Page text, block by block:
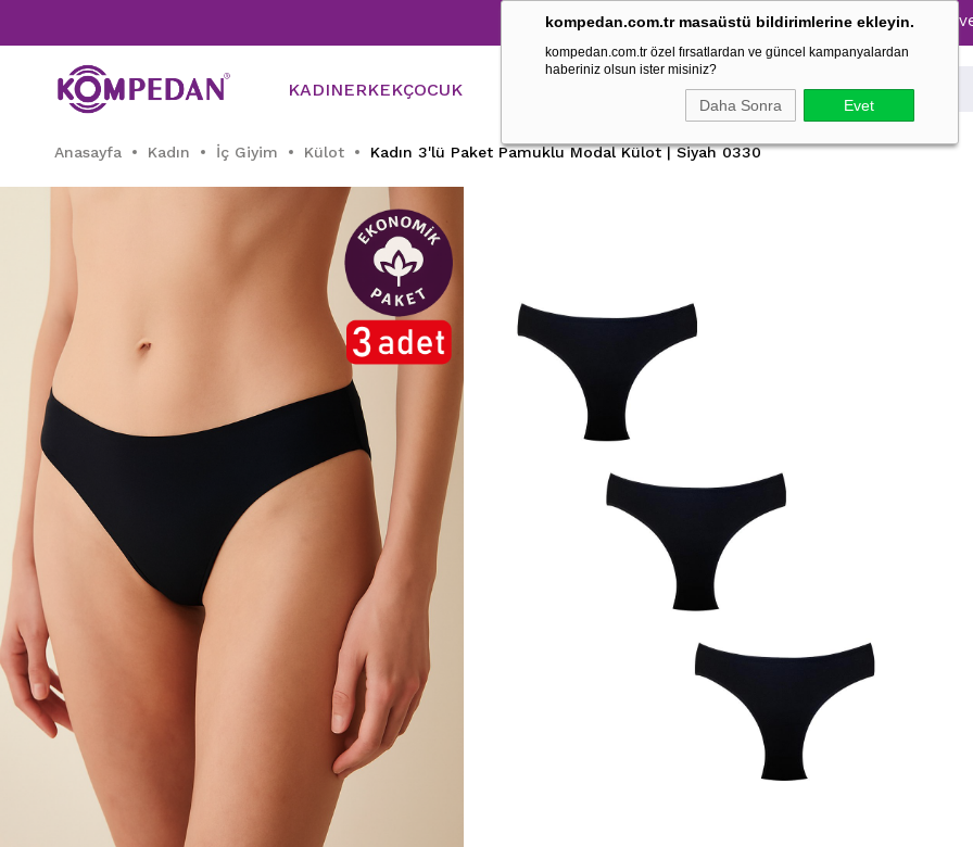
kompedan.com.tr masaüstü bildirimlerine ekleyin.
kompedan.com.tr özel fırsatlardan ve güncel kampanyalardan
haberiniz olsun ister misiniz?
Daha Sonra Evet
Tüm Pijama Takımlarında %30 İndirim → 1500 TL ve
KADINERKEKÇOCUK
Anasayfa Kadın İç Giyim Külot Kadın 3'lü Paket Pamuklu Modal Külot | Siyah 0330